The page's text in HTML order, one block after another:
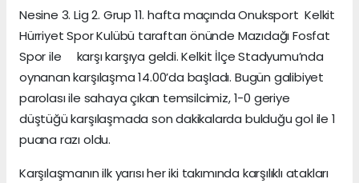
Nesine 3. Lig 2. Grup 11. hafta maçında Onuksport Kelkit
Hürriyet Spor Kulübü taraftarı önünde Mazıdağı Fosfat
Spor ile karşı karşıya geldi. Kelkit İlçe Stadyumu’nda
oynanan karşılaşma 14.00’da başladı. Bugün galibiyet
parolası ile sahaya çıkan temsilcimiz, 1-0 geriye
düştüğü karşılaşmada son dakikalarda bulduğu gol ile 1
puana razı oldu.
Karşılaşmanın ilk yarısı her iki takımında karşılıklı atakları